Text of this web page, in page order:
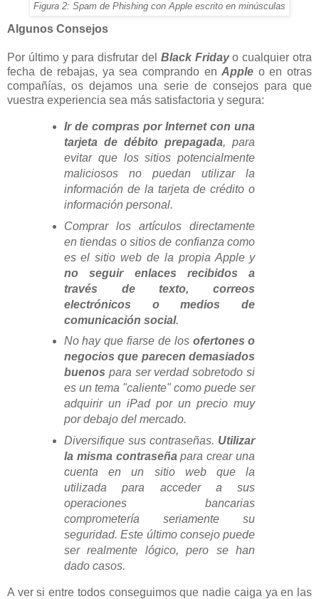
Figura 2: Spam de Phishing con Apple escrito en minúsculas
Algunos Consejos
Por último y para disfrutar del Black Fridayo cualquier otra
fecha de rebajas, ya sea comprando enApple o en otras
compañías, os dejamos una serie de consejos para que
vuestra experiencia sea más satisfactoria y segura:
Ir de compras por Internet con una
tarjeta de débito prepagada, para
evitar que los sitios potencialmente
maliciosos no puedan utilizar la
información de la tarjeta de crédito o
información personal.
Comprar los artículos directamente
en tiendas o sitios de confianza como
es el sitio web de la propia Apple y
no seguir enlaces recibidos a
través de texto, correos
electrónicos o medios de
comunicación social.
No hay que fiarse de los ofertones o
negocios que parecen demasiados
buenos para ser verdad sobretodo si
es un tema "caliente" como puede ser
adquirir un iPad por un precio muy
por debajo del mercado.
Diversifique sus contraseñas. Utilizar
la misma contraseña para crear una
cuenta en un sitio web que la
utilizada para acceder a sus
operaciones bancarias
comprometería seriamente su
seguridad. Este último consejo puede
ser realmente lógico, pero se han
dado casos.
A ver si entre todos conseguimos que nadie caiga ya en las